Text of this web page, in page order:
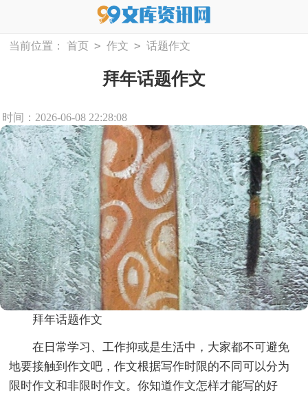
当前位置： 首页 > 作文 > 话题作文
拜年话题作文
时间：2026-06-08 22:28:08
拜年话题作文
在日常学习、工作抑或是生活中，大家都不可避免
地要接触到作文吧，作文根据写作时限的不同可以分为
限时作文和非限时作文。你知道作文怎样才能写的好